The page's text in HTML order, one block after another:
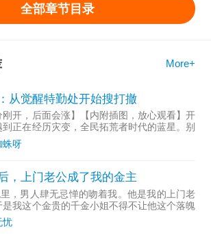
全部章节目录
More+
从觉醒特勤处开始搜打撤
刚开，后面会涨】【内附插图，放心观看】开
到正在经历灾变，全民拓荒者时代的蓝星。别
的无等级初始技能，却是因为楚鸿的到来，意
了金手指【特勤司】，只需要将现实的秘境收
蛛呀
，上门老公成了我的金主
里，男人肆无忌惮的吻着我。他是我的上门老
是我这个金贵的千金小姐不得不让他这个落魄
赘我们家，成为我的老公。因为心里的不甘，
羞辱他，作践他，对他非打即骂。可他从不生
忧